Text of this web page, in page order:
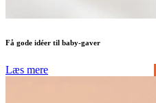
Få gode idéer til baby-gaver
Læs mere